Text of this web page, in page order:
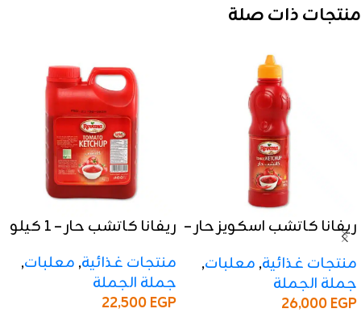
منتجات ذات صلة
ريفانا كاتشب اسكويز حار –
500 جرام
منتجات غذائية, معلبات,
جملة الجملة
26,000EGP
ريفانا كاتشب حار – 1 كيلو
منتجات غذائية, معلبات,
جملة الجملة
22,500EGP